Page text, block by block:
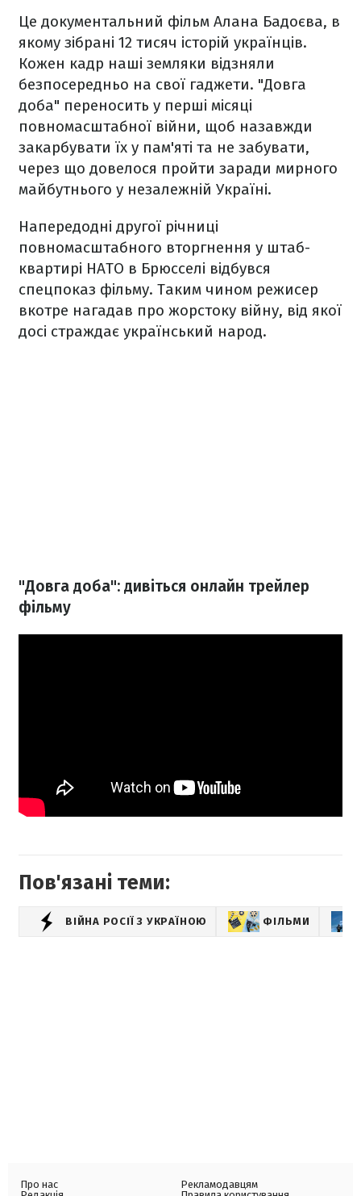
Це документальний фільм Алана Бадоєва, в
якому зібрані 12 тисяч історій українців.
Кожен кадр наші земляки відзняли
безпосередньо на свої гаджети. "Довга
доба" переносить у перші місяці
повномасштабної війни, щоб назавжди
закарбувати їх у пам'яті та не забувати,
через що довелося пройти заради мирного
майбутнього у незалежній Україні.
Напередодні другої річниці
повномасштабного вторгнення у штаб-
квартирі НАТО в Брюсселі відбувся
спецпоказ фільму. Таким чином режисер
вкотре нагадав про жорстоку війну, від якої
досі страждає український народ.
"Довга доба": дивіться онлайн трейлер
фільму
Пов'язані теми:
ВІЙНА РОСІЇ З УКРАЇНОЮ ФІЛЬМИ
Про нас
Рекламодавцям